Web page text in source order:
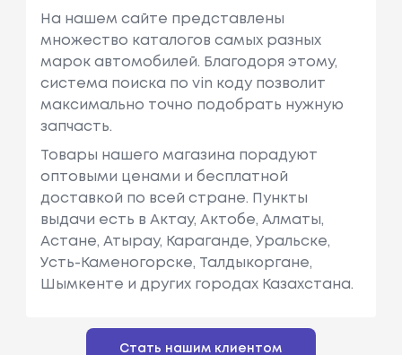
На нашем сайте представлены
множество каталогов самых разных
марок автомобилей. Благодоря этому,
система поиска по vin коду позволит
максимально точно подобрать нужную
запчасть.
Товары нашего магазина порадуют
оптовыми ценами и бесплатной
доставкой по всей стране. Пункты
выдачи есть в Актау, Актобе, Алматы,
Астане, Атырау, Караганде, Уральске,
Усть-Каменогорске, Талдыкоргане,
Шымкенте и других городах Казахстана.
Стать нашим клиентом